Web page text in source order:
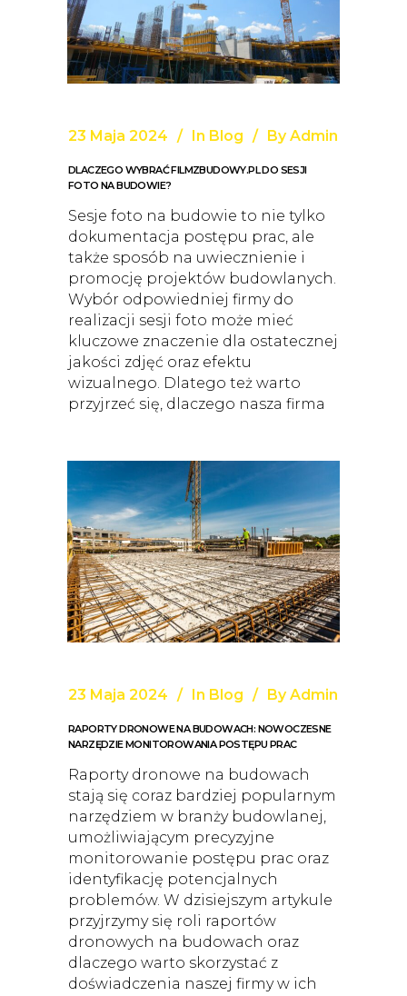
23 Maja 2024 In Blog By Admin
DLACZEGO WYBRAĆ FILMZBUDOWY.PL DO SESJI
FOTO NA BUDOWIE?
Sesje foto na budowie to nie tylko
dokumentacja postępu prac, ale
także sposób na uwiecznienie i
promocję projektów budowlanych.
Wybór odpowiedniej firmy do
realizacji sesji foto może mieć
kluczowe znaczenie dla ostatecznej
jakości zdjęć oraz efektu
wizualnego. Dlatego też warto
przyjrzeć się, dlaczego nasza firma
23 Maja 2024 In Blog By Admin
RAPORTY DRONOWE NA BUDOWACH: NOWOCZESNE
NARZĘDZIE MONITOROWANIA POSTĘPU PRAC
Raporty dronowe na budowach
stają się coraz bardziej popularnym
narzędziem w branży budowlanej,
umożliwiającym precyzyjne
monitorowanie postępu prac oraz
identyfikację potencjalnych
problemów. W dzisiejszym artykule
przyjrzymy się roli raportów
dronowych na budowach oraz
dlaczego warto skorzystać z
doświadczenia naszej firmy w ich